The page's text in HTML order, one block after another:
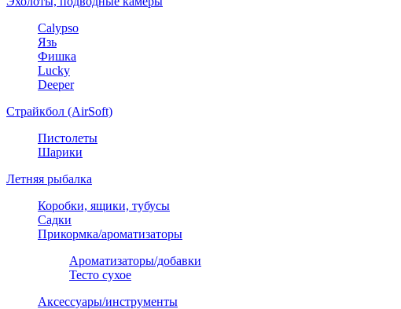
Calypso
Язь
Фишка
Lucky
Deeper
Страйкбол (AirSoft)
Пистолеты
Шарики
Летняя рыбалка
Коробки, ящики, тубусы
Садки
Прикормка/ароматизаторы
Ароматизаторы/добавки
Тесто сухое
Аксессуары/инструменты